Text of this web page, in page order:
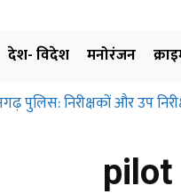
देश- विदेश मनोरंजन
पुलिस: निरीक्षकों और उप
pilot